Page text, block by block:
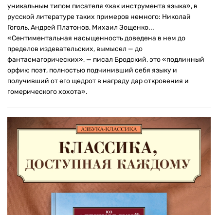
уникальным типом писателя «как инструмента языка», в
русской литературе таких примеров немного: Николай
Гоголь, Андрей Платонов, Михаил Зощенко...
«Сентиментальная насыщенность доведена в нем до
пределов издевательских, вымысел — до
фантасмагорических», — писал Бродский, это «подлинный
орфик: поэт, полностью подчинивший себя языку и
получивший от его щедрот в награду дар откровения и
гомерического хохота».